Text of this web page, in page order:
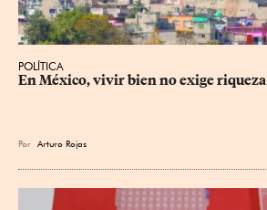
POLÍTICA
En México, vivir bien no exige riqueza
Por Arturo Rojas